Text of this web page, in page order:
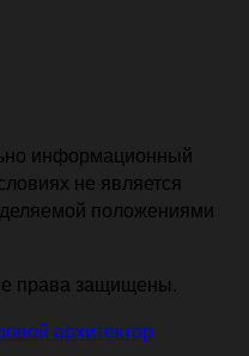
информационный
не является
положениями
права защищены.
архитектор